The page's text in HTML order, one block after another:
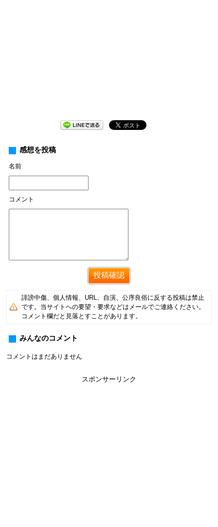
感想を投稿
名前
コメント
誹謗中傷、個人情報、URL、自演、公序良俗に反する投稿は禁止
です。当サイトへの要望・要求などはメールでご連絡ください。
コメント欄だと見落とすことがあります。
みんなのコメント
コメントはまだありません
スポンサーリンク